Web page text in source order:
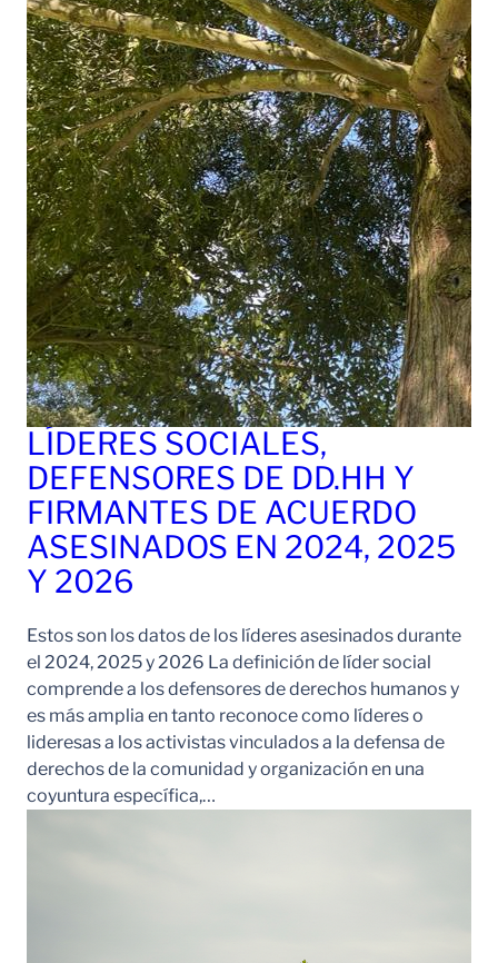
LÍDERES SOCIALES,
DEFENSORES DE DD.HH Y
FIRMANTES DE ACUERDO
ASESINADOS EN 2024, 2025
Y 2026
Estos son los datos de los líderes asesinados durante
el 2024, 2025 y 2026 La definición de líder social
comprende a los defensores de derechos humanos y
es más amplia en tanto reconoce como líderes o
lideresas a los activistas vinculados a la defensa de
derechos de la comunidad y organización en una
coyuntura específica,…